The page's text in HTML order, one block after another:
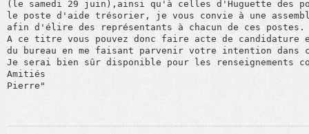
(le samedi 29 juin),ainsi qu'à celles d'Huguette des
le poste d'aide trésorier, je vous convie à une
afin d'élire des représentants à chacun de ces
A ce titre vous pouvez donc faire acte de candidature
du bureau en me faisant parvenir votre intention dans
Je serai bien sûr disponible pour les renseignements
Amitiés
Pierre"